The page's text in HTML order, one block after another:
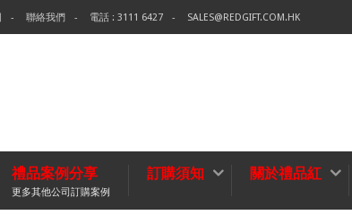
聯絡我們 電話 : 3111 6427 SALES@REDGIFT.COM.HK
禮品案例分享
更多其他公司訂購案例
訂購須知 關於禮品紅